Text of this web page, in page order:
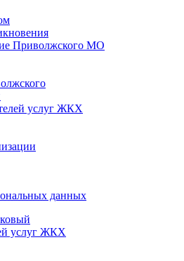
Приволжского МО
услуг ЖКХ
данных